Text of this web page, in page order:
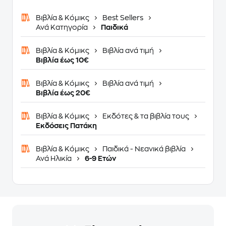
Βιβλία & Κόμικς
Best Sellers
Ανά Κατηγορία
Παιδικά
Βιβλία & Κόμικς
Βιβλία ανά τιμή
Βιβλία έως 10€
Βιβλία & Κόμικς
Βιβλία ανά τιμή
Βιβλία έως 20€
Βιβλία & Κόμικς
Εκδότες & τα βιβλία τους
Εκδόσεις Πατάκη
Βιβλία & Κόμικς
Παιδικά - Νεανικά βιβλία
Ανά Ηλικία
6-9 Ετών